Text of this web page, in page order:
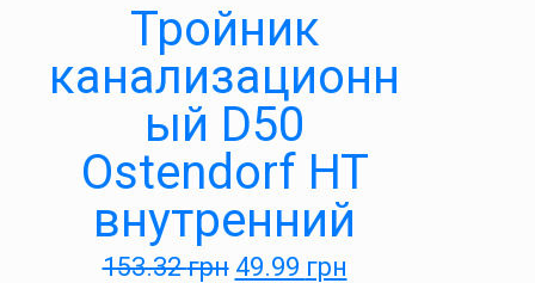
Тройник
канализационн
ый D50
Ostendorf HT
внутренний
153.32грн 49.99 грн